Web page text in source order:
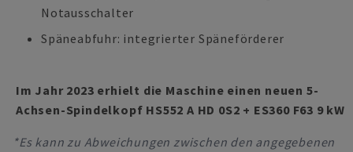
Notausschalter
Späneabfuhr: integrierter Späneförderer
Im Jahr 2023 erhielt die Maschine einen neuen 5-
Achsen-Spindelkopf HS552 A HD 0S2 + ES360 F63 9 kW
*Es kann zu Abweichungen zwischen den angegebenen